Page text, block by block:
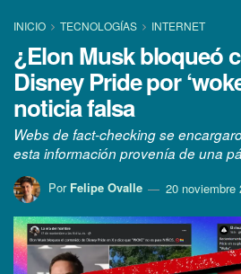
INICIO TECNOLOGÍ­AS INTERNET
¿Elon Musk bloqueó
Disney Pride por
noticia falsa
Webs de fact-checking se
esta información provenía de una
Por Felipe Ovalle 20 noviembre